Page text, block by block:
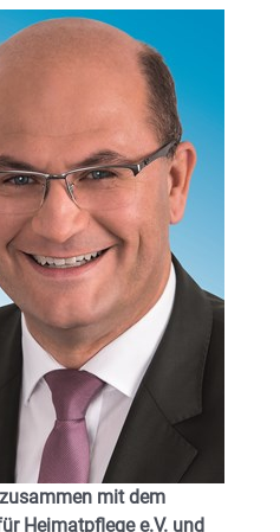
mit dem
Heimatpflege e.V. und